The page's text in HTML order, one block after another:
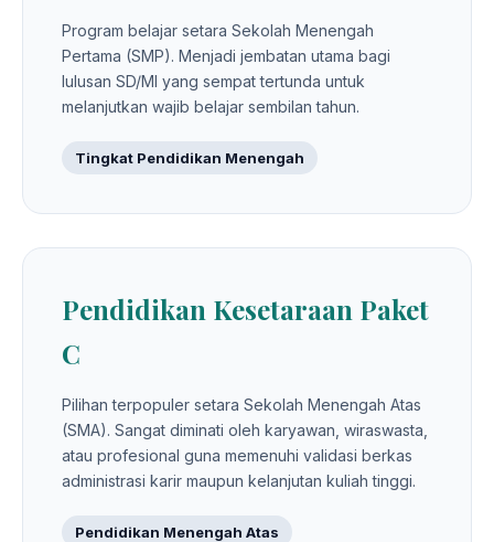
Program belajar setara Sekolah Menengah
Pertama (SMP). Menjadi jembatan utama bagi
lulusan SD/MI yang sempat tertunda untuk
melanjutkan wajib belajar sembilan tahun.
Tingkat Pendidikan Menengah
Pendidikan Kesetaraan Paket
C
Pilihan terpopuler setara Sekolah Menengah Atas
(SMA). Sangat diminati oleh karyawan, wiraswasta,
atau profesional guna memenuhi validasi berkas
administrasi karir maupun kelanjutan kuliah tinggi.
Pendidikan Menengah Atas